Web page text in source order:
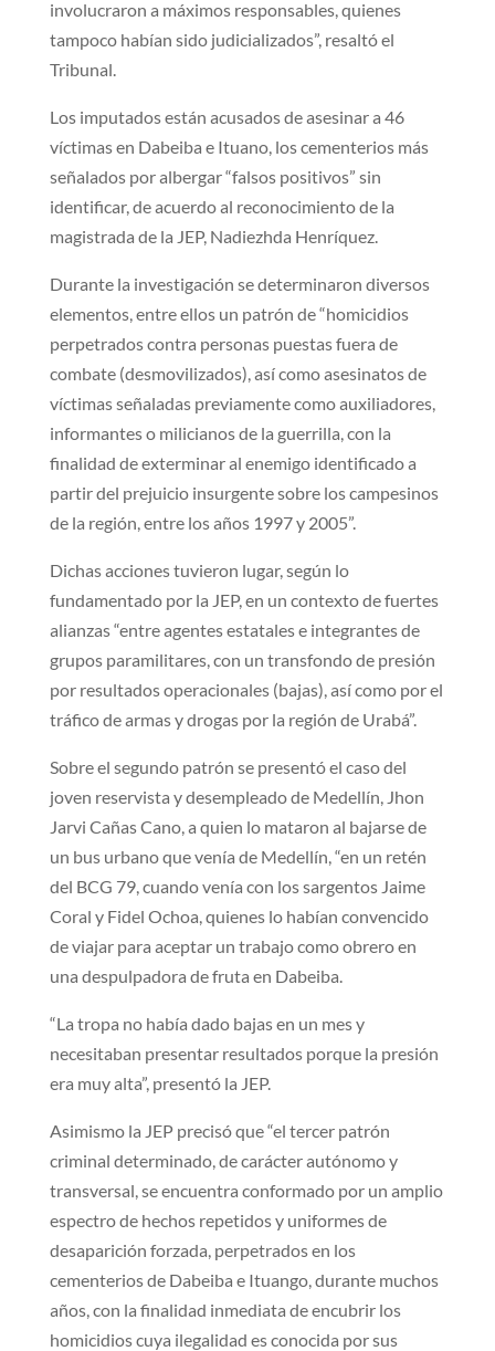
involucraron a máximos responsables, quienes
tampoco habían sido judicializados”, resaltó el
Tribunal.
Los imputados están acusados de asesinar a 46
víctimas en Dabeiba e Ituano, los cementerios más
señalados por albergar “falsos positivos” sin
identificar, de acuerdo al reconocimiento de la
magistrada de la JEP, Nadiezhda Henríquez.
Durante la investigación se determinaron diversos
elementos, entre ellos un patrón de “homicidios
perpetrados contra personas puestas fuera de
combate (desmovilizados), así como asesinatos de
víctimas señaladas previamente como auxiliadores,
informantes o milicianos de la guerrilla, con la
finalidad de exterminar al enemigo identificado a
partir del prejuicio insurgente sobre los campesinos
de la región, entre los años 1997 y 2005”.
Dichas acciones tuvieron lugar, según lo
fundamentado por la JEP, en un contexto de fuertes
alianzas “entre agentes estatales e integrantes de
grupos paramilitares, con un transfondo de presión
por resultados operacionales (bajas), así como por el
tráfico de armas y drogas por la región de Urabá”.
Sobre el segundo patrón se presentó el caso del
joven reservista y desempleado de Medellín, Jhon
Jarvi Cañas Cano, a quien lo mataron al bajarse de
un bus urbano que venía de Medellín, “en un retén
del BCG 79, cuando venía con los sargentos Jaime
Coral y Fidel Ochoa, quienes lo habían convencido
de viajar para aceptar un trabajo como obrero en
una despulpadora de fruta en Dabeiba.
“La tropa no había dado bajas en un mes y
necesitaban presentar resultados porque la presión
era muy alta”, presentó la JEP.
Asimismo la JEP precisó que “el tercer patrón
criminal determinado, de carácter autónomo y
transversal, se encuentra conformado por un amplio
espectro de hechos repetidos y uniformes de
desaparición forzada, perpetrados en los
cementerios de Dabeiba e Ituango, durante muchos
años, con la finalidad inmediata de encubrir los
homicidios cuya ilegalidad es conocida por sus